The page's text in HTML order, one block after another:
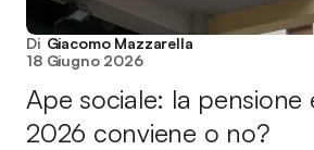
Di Giacomo Mazzarella
18 Giugno 2026
Ape sociale: la pensione
2026 conviene o no?